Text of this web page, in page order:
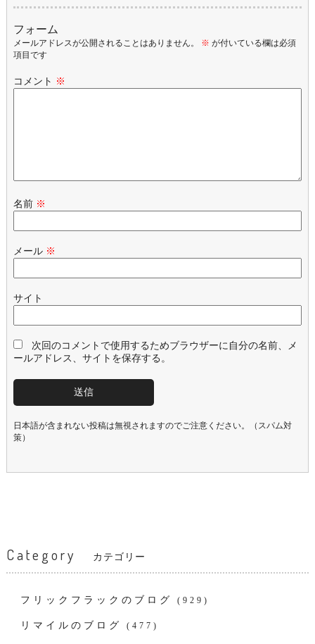
フォーム
メールアドレスが公開されることはありません。 ※ が付いている欄は必須
項目です
コメント ※
名前 ※
メール ※
サイト
次回のコメントで使用するためブラウザーに自分の名前、メ
ールアドレス、サイトを保存する。
日本語が含まれない投稿は無視されますのでご注意ください。（スパム対
策）
Category カテゴリー
フリックフラックのブログ (929)
リマイルのブログ (477)